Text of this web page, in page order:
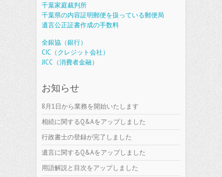
千葉家庭裁判所
千葉県の内容証明郵便を扱っている郵便局
遺言公正証書作成の手数料
全銀協（銀行）
CIC（クレジット会社）
JICC（消費者金融）
お知らせ
8月1日から業務を開始いたします
相続に関するQ&Aをアップしました
行政書士の登録が完了しました
遺言に関するQ&Aをアップしました
用語解説と目次をアップしました